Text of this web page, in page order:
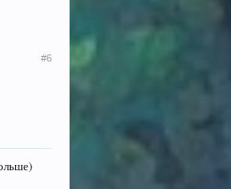
#6